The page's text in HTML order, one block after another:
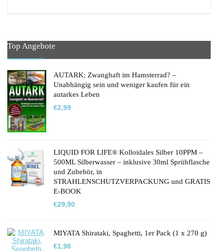
Top Angebote
AUTARK: Zwanghaft im Hamsterrad? –
Unabhängig sein und weniger kaufen für ein
autarkes Leben
€2,99
LIQUID FOR LIFE® Kolloidales Silber 10PPM –
500ML Silberwasser – inklusive 30ml Sprühflasche
und Zubehör, in
STRAHLENSCHUTZVERPACKUNG und GRATIS
E-BOOK
€29,90
MIYATA Shirataki, Spaghetti, 1er Pack (1 x 270 g)
€1,96